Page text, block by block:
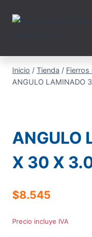
Inicio / Tienda / Fierros
ANGULO LAMINADO
ANGULO
X 30 X
$8.545
Precio incluye IVA